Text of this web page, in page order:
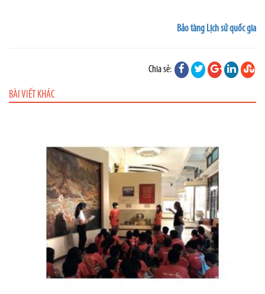
Bảo tàng Lịch sử quốc gia
Chia sẻ:
BÀI VIẾT KHÁC